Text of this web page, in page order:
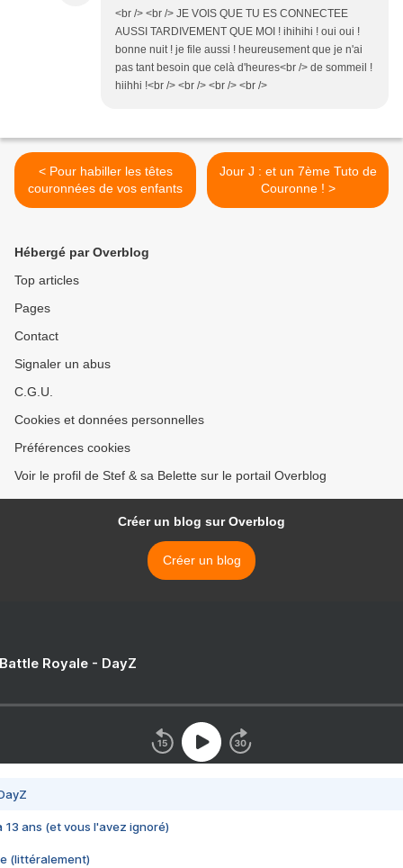
<br /> <br /> JE VOIS QUE TU ES CONNECTEE
AUSSI TARDIVEMENT QUE MOI ! ihihihi ! oui oui !
bonne nuit ! je file aussi ! heureusement que je n'ai
pas tant besoin que celà d'heures<br /> de sommeil !
hiihhi !<br /> <br /> <br /> <br />
< Pour habiller les têtes
couronnées de vos enfants
Jour J : et un 7ème Tuto de
Couronne ! >
Hébergé par Overblog
Top articles
Pages
Contact
Signaler un abus
C.G.U.
Cookies et données personnelles
Préférences cookies
Voir le profil de Stef & sa Belette sur le portail Overblog
Créer un blog sur Overblog
Créer un blog
Royale - DayZ
13 ans (et vous l'avez ignoré)
(littéralement)